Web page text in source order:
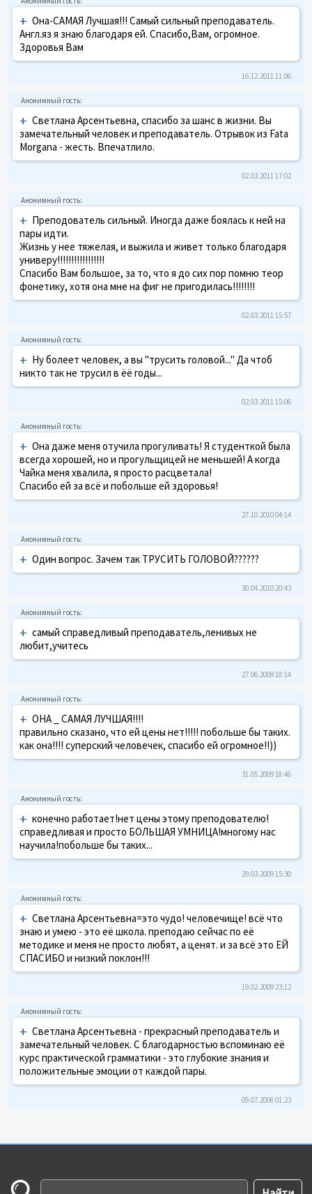
+ Она-САМАЯ Лучшая!!! Самый сильный преподаватель.
Англ.яз я знаю благодаря ей. Спасибо,Вам, огромное.
Здоровья Вам
16.12.2011 11:06
+ Светлана Арсентьевна, спасибо за шанс в жизни. Вы
замечательный человек и преподаватель. Отрывок из Fata
Morgana - жесть. Впечатлило.
02.03.2011 17:02
+ Преподователь сильный. Иногда даже боялась к ней на
пары идти.
Жизнь у нее тяжелая, и выжила и живет только благодаря
универу!!!!!!!!!!!!!!!!!
Спасибо Вам большое, за то, что я до сих пор помню теор
фонетику, хотя она мне на фиг не пригодилась!!!!!!!!
02.03.2011 15:57
+ Ну болеет человек, а вы "трусить головой..." Да чтоб
никто так не трусил в ёё годы...
02.03.2011 15:06
+ Она даже меня отучила прогуливать! Я студенткой была
всегда хорошей, но и прогульщицей не меньшей! А когда
Чайка меня хвалила, я просто расцветала!
Спасибо ей за всё и побольше ей здоровья!
27.10.2010 04:14
+ Один вопрос. Зачем так ТРУСИТЬ ГОЛОВОЙ??????
30.04.2010 20:43
+ самый справедливый преподаватель,ленивых не
любит,учитесь
27.06.2009 18:14
+ ОНА _ САМАЯ ЛУЧШАЯ!!!!
правильно сказано, что ей цены нет!!!!! побольше бы таких.
как она!!!! суперский человечек, спасибо ей огромное!!))
31.05.2009 18:46
+ конечно работает!нет цены этому преподователю!
справедливая и просто БОЛЬШАЯ УМНИЦА!многому нас
научила!побольше бы таких...
29.03.2009 15:30
+ Светлана Арсентьевна=это чудо! человечище! всё что
знаю и умею - это её школа. преподаю сейчас по её
методике и меня не просто любят, а ценят. и за всё это ЕЙ
СПАСИБО и низкий поклон!!!
19.02.2009 23:12
+ Светлана Арсентьевна - прекрасный преподаватель и
замечательный человек. С благодарностью вспоминаю её
курс практической грамматики - это глубокие знания и
положительные эмоции от каждой пары.
09.07.2008 01:23